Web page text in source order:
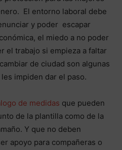
El entorno laboral debe
y poder escapar
el miedo a no poder
el trabajo si empieza a faltar
de ciudad son algunas
impiden dar el paso.
de medidas que pueden
de la plantilla como de la
Y que no deben
apoyo para compañeras o